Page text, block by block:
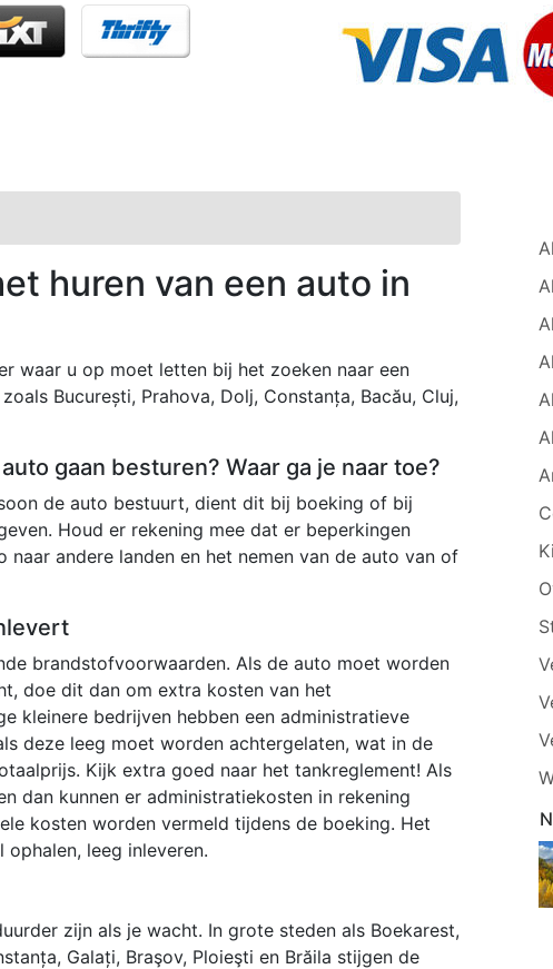
huren van een auto in
waar u op moet letten bij het zoeken naar een
București, Prahova, Dolj, Constanța, Bacău, Cluj,
gaan besturen? Waar ga je naar toe?
de auto bestuurt, dient dit bij boeking of bij
Houd er rekening mee dat er beperkingen
andere landen en het nemen van de auto van of
brandstofvoorwaarden. Als de auto moet worden
doe dit dan om extra kosten van het
kleinere bedrijven hebben een administratieve
deze leeg moet worden achtergelaten, wat in de
Kijk extra goed naar het tankreglement! Als
dan kunnen er administratiekosten in rekening
kosten worden vermeld tijdens de boeking. Het
leeg inleveren.
zijn als je wacht. In grote steden als Boekarest,
Galați, Braşov, Ploieşti en Brăila stijgen de